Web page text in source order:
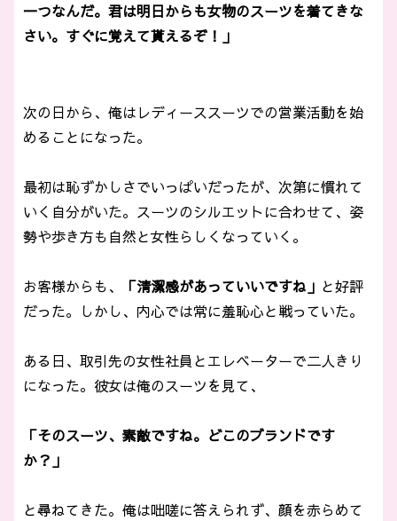
一つなんだ。君は明日からも女物のスーツを着てきな
さい。すぐに覚えて貰えるぞ！」
次の日から、俺はレディーススーツでの営業活動を始
めることになった。
最初は恥ずかしさでいっぱいだったが、次第に慣れて
いく自分がいた。スーツのシルエットに合わせて、姿
勢や歩き方も自然と女性らしくなっていく。
お客様からも、 「清潔感があっていいですね」 と好評
だった。しかし、内心では常に羞恥心と戦っていた。
ある日、取引先の女性社員とエレベーターで二人きり
になった。彼女は俺のスーツを見て、
「そのスーツ、素敵ですね。どこのブランドです
か？」
と尋ねてきた。俺は咄嗟に答えられず、顔を赤らめて